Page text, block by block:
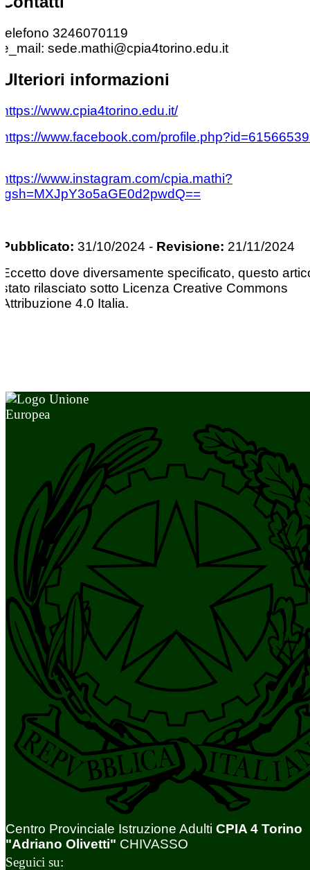
telefono 3246070119
e_mail: sede.mathi@cpia4torino.edu.it
Ulteriori informazioni
https://www.cpia4torino.edu.it/
https://www.facebook.com/
https://www.instagram.com/cpia.mathi?
igsh=MXJpY3o5aGE0d2pwdQ==
Pubblicato: 31/10/2024 - Revisione: 21/11/2024
Eccetto dove diversamente specificato, questo
stato rilasciato sotto Licenza Creative Commons
Attribuzione 4.0 Italia.
Centro Provinciale Istruzione Adulti CPIA 4 Torino
"Adriano Olivetti" CHIVASSO
Seguici su: